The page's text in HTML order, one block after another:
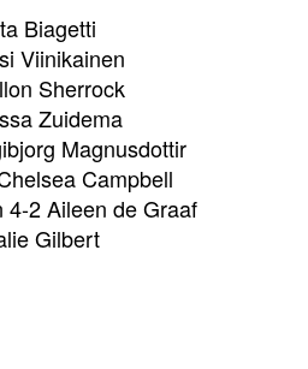
Biagetti
Viinikainen
Sherrock
Zuidema
Magnusdottir
Campbell
4-2 Aileen de Graaf
Gilbert